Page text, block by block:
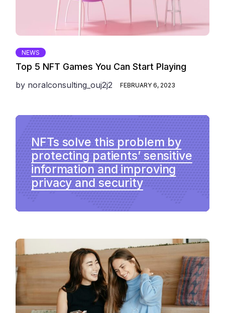
NEWS
Top 5 NFT Games You Can Start Playing
by noralconsulting_ouj2j2 FEBRUARY 6, 2023
NFTs solve this problem by
protecting patients’ sensitive
information and improving
privacy and security